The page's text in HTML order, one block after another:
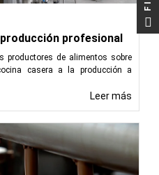
profesional
productores de alimentos sobre
casera a la producción a
Leer más